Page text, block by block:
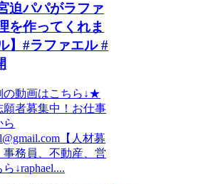
迫パパがラファ
を作ってくれま
】#ラファエル #
動画はこちら↓★
者募集中！お仕事
ら
【人材募
務員、不動産、営
↓raphael....